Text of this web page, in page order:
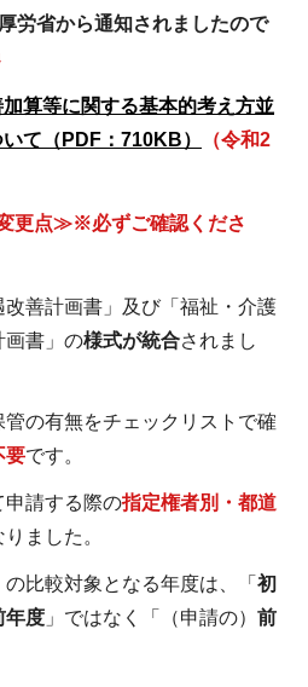
労省から通知されましたので
算等に関する基本的考え方並
て（PDF：710KB）
（令和2
更点≫※必ずご確認くださ
改善計画書」及び「福祉・介護
画書」の様式が統合されまし
管の有無をチェックリストで確
要です。
申請する際の指定権者別・都道
りました。
の比較対象となる年度は、「 初
年度 」ではなく「（申請の） 前